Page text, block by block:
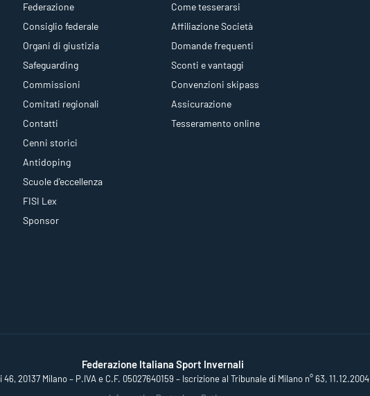
Federazione
Consiglio federale
Organi di giustizia
Safeguarding
Commissioni
Comitati regionali
Contatti
Cenni storici
Antidoping
Scuole d'eccellenza
FISI Lex
Sponsor
Come tesserarsi
Affiliazione Società
Domande frequenti
Sconti e vantaggi
Convenzioni skipass
Assicurazione
Tesseramento online
Federazione Italiana Sport Invernali
20137 Milano – P.IVA e C.F. 05027640159 – Iscrizione al Tribunale di Milano n° 63, 11.12.2004